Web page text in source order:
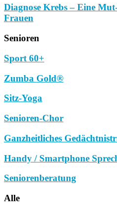
Diagnose Krebs – Eine
Frauen
Senioren
Sport 60+
Zumba Gold®
Sitz-Yoga
Senioren-Chor
Ganzheitliches
Handy / Smartphone
Seniorenberatung
Alle